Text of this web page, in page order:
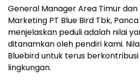
General Manager Area Timur dan
Marketing PT Blue Bird Tbk,
menjelaskan peduli adalah nilai
ditanamkan oleh pendiri kami.
Bluebird untuk terus
lingkungan.